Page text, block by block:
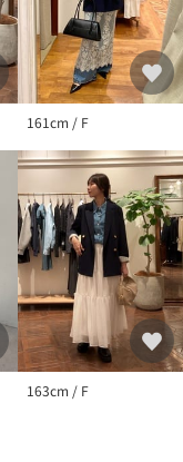
161cm / F
163cm / F